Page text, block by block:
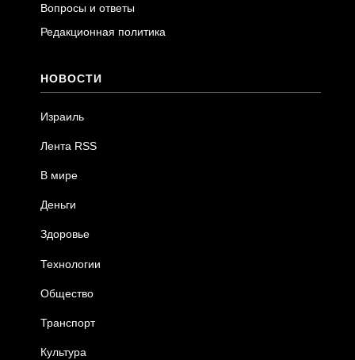
Вопросы и ответы
Редакционная политика
НОВОСТИ
Израиль
Лента RSS
В мире
Деньги
Здоровье
Технологии
Общество
Транспорт
Культура